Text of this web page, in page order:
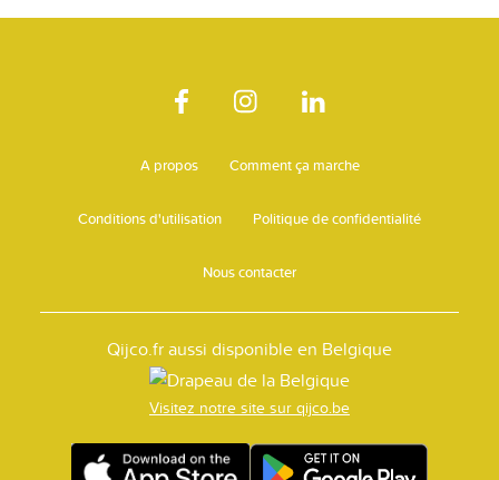
A propos Comment ça marche
Conditions d'utilisation Politique de confidentialité
Nous contacter
Qijco.fr aussi disponible en Belgique
Visitez notre site sur qijco.be